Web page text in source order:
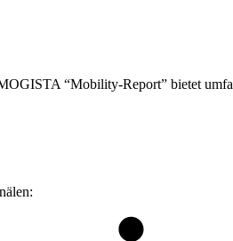
“Mobility-Report” bietet